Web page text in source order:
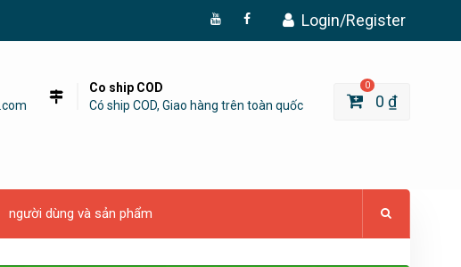
Login/Register
Co ship COD
Có ship COD, Giao hàng trên toàn quốc
0
0 ₫
người dùng và sản phẩm